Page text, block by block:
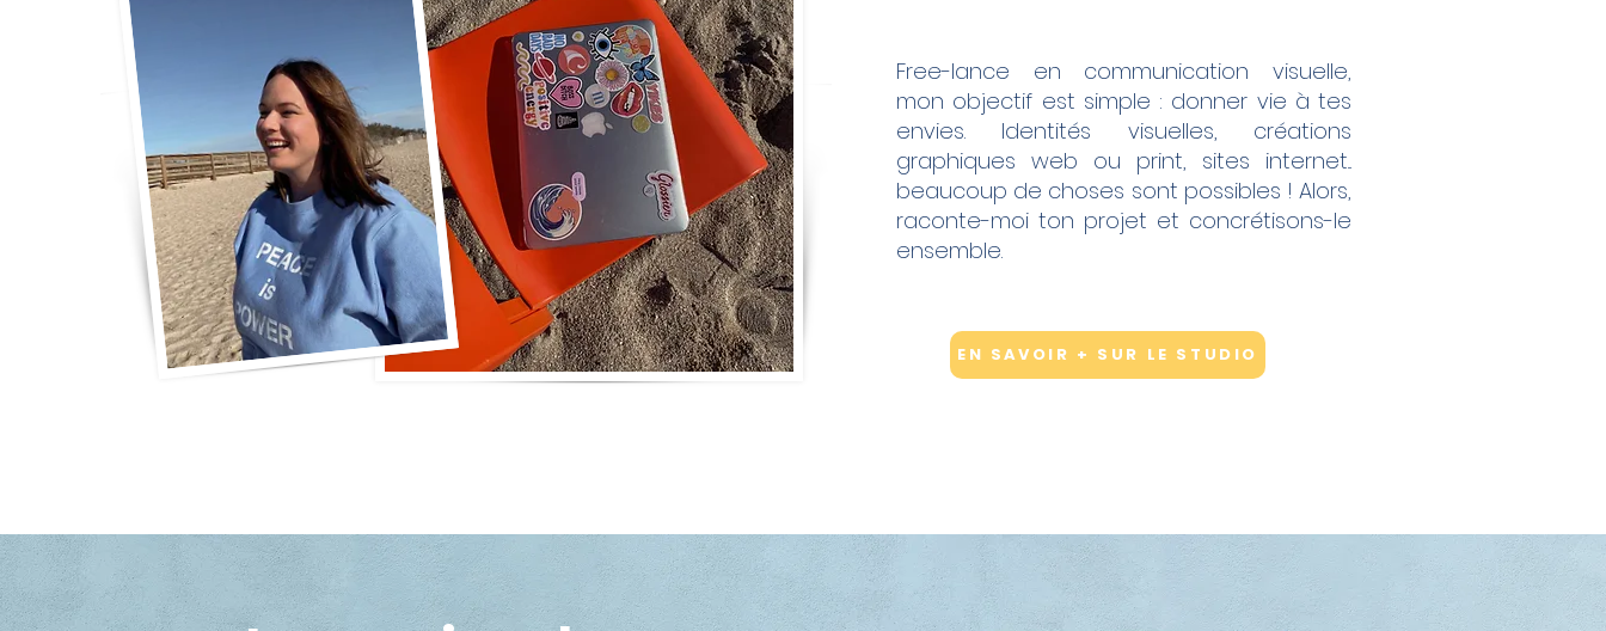
Free-lance en communication visuelle,
mon objectif est simple : donner vie à tes
envies. Identités visuelles, créations
graphiques web ou print, sites internet...
beaucoup de choses sont possibles ! Alors,
raconte-moi ton projet et concrétisons-le
ensemble.
EN SAVOIR + SUR LE STUDIO